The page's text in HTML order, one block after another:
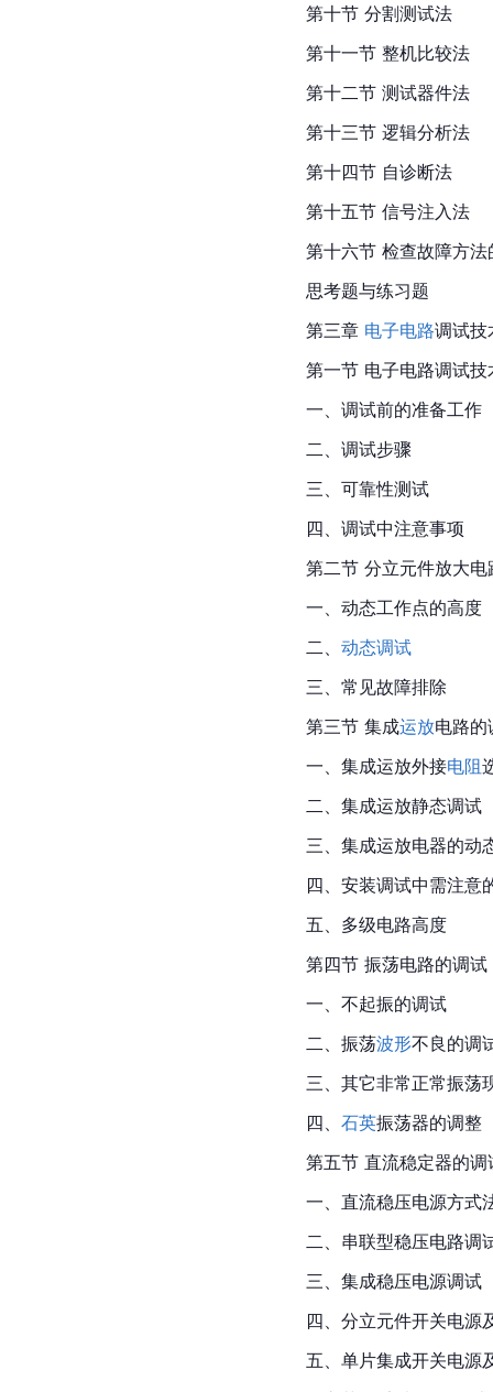
第十节 分割测试法
第十一节 整机比较法
第十二节 测试器件法
第十三节 逻辑分析法
第十四节 自诊断法
第十五节 信号注入法
第十六节 检查故障方法
思考题与练习题
第三章 电子电路调试技
第一节 电子电路调试技
一、调试前的准备工作
二、调试步骤
三、可靠性测试
四、调试中注意事项
第二节 分立元件放大电
一、动态工作点的高度
二、 动态调试
三、常见故障排除
第三节 集成运放电路的
一、集成运放外接电阻
二、集成运放静态调试
三、集成运放电器的动
四、安装调试中需注意
五、多级电路高度
第四节 振荡电路的调试
一、不起振的调试
二、振荡波形不良的调
三、其它非常正常振荡
四、 石英振荡器的调整
第五节 直流稳定器的调
一、直流稳压电源方式
二、串联型稳压电路调
三、集成稳压电源调试
四、分立元件开关电源
五、单片集成开关电源